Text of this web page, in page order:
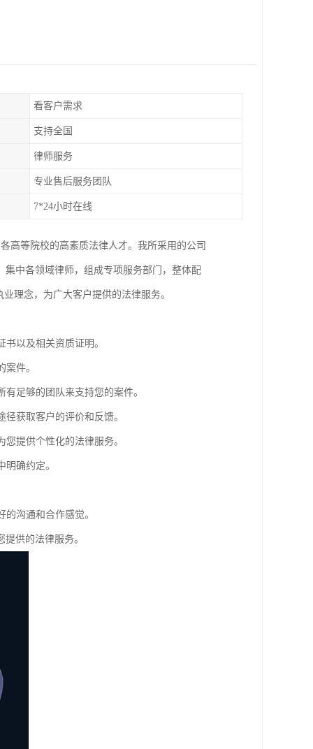
看客户需求
支持全国
律师服务
专业售后服务团队
7*24小时在线
高等院校的高素质法律人才。我所采用的公司
中各领域律师，组成专项服务部门，整体配
理念，为广大客户提供的法律服务。
以及相关资质证明。
件。
足够的团队来支持您的案件。
获取客户的评价和反馈。
提供个性化的法律服务。
确约定。
沟通和合作感觉。
供的法律服务。